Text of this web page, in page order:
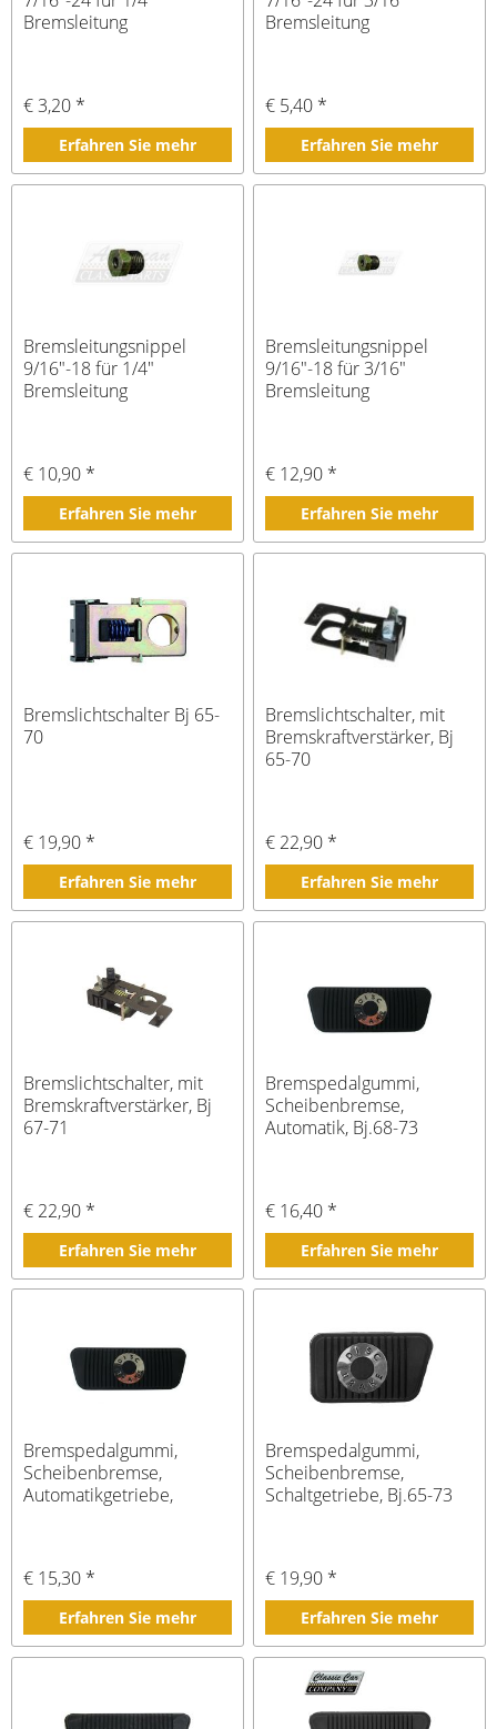
Bremsleitung
€ 3,20 *
Erfahren Sie mehr
Bremsleitung
€ 5,40 *
Erfahren Sie mehr
Bremsleitungsnippel
9/16"-18 für 1/4"
Bremsleitung
€ 10,90 *
Erfahren Sie mehr
Bremsleitungsnippel
9/16"-18 für 3/16"
Bremsleitung
€ 12,90 *
Erfahren Sie mehr
Bremslichtschalter Bj 65-
70
€ 19,90 *
Erfahren Sie mehr
Bremslichtschalter, mit
Bremskraftverstärker, Bj
65-70
€ 22,90 *
Erfahren Sie mehr
Bremslichtschalter, mit
Bremskraftverstärker, Bj
67-71
€ 22,90 *
Erfahren Sie mehr
Bremspedalgummi,
Scheibenbremse,
Automatik, Bj.68-73
€ 16,40 *
Erfahren Sie mehr
Bremspedalgummi,
Scheibenbremse,
Automatikgetriebe,
€ 15,30 *
Erfahren Sie mehr
Bremspedalgummi,
Scheibenbremse,
Schaltgetriebe, Bj.65-73
€ 19,90 *
Erfahren Sie mehr